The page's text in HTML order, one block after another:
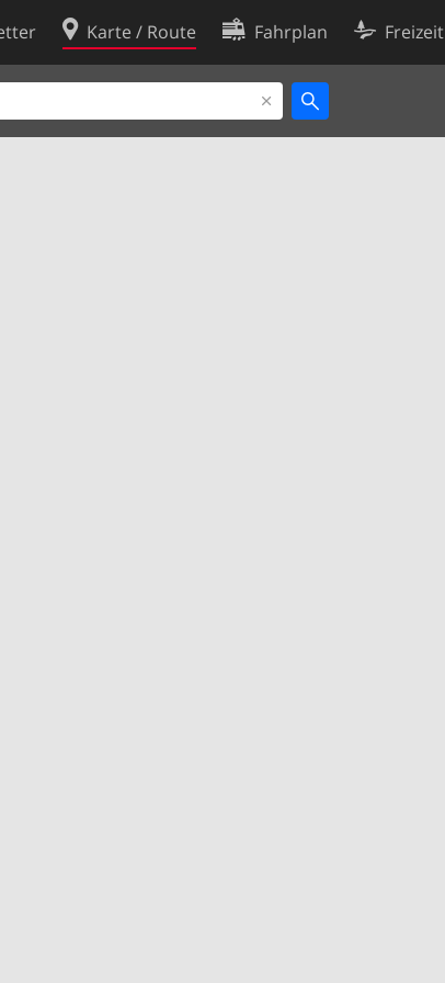
Karte / Route Fahrplan Freizeit
Cookie-Richtlinie
Cookie-Einstellungen